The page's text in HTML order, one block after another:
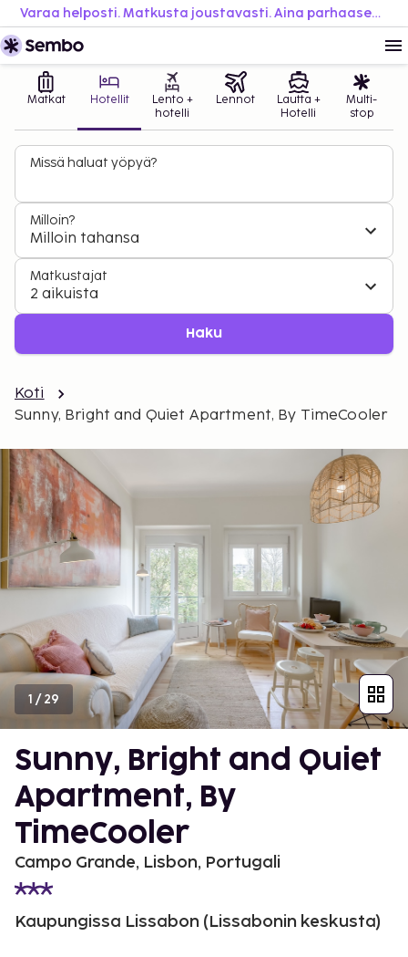
Varaa helposti. Matkusta joustavasti. Aina parhaaseen hintaan.
Matkat Hotellit
Lento +
hotelli
Lennot
Lautta +
Hotelli
Multi-
stop
Missä haluat yöpyä?
Milloin?
Milloin tahansa
Matkustajat
2 aikuista
Haku
Koti
Sunny, Bright and Quiet Apartment, By TimeCooler
1 /29
Sunny, Bright and Quiet
Apartment, By
TimeCooler
Campo Grande, Lisbon, Portugali
Kaupungissa Lissabon (Lissabonin keskusta)